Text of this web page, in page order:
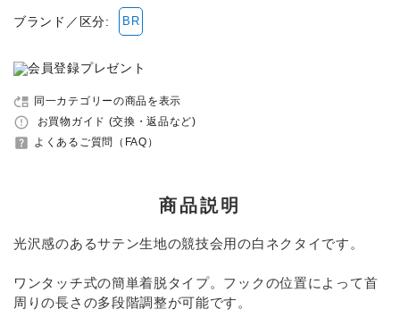
収納バッグ
馬グッズ・アクセサリー
本・雑誌
アウトレット商品
ブランド一覧
コンテンツ記事
ブランド／区分: BR
move_up 同一カテゴリーの商品を表示
error_outline お買物ガイド (交換・返品など)
help_center よくあるご質問（FAQ）
商品説明
光沢感のあるサテン生地の競技会用の白ネクタイです。
ワンタッチ式の簡単着脱タイプ。フックの位置によって首
周りの長さの多段階調整が可能です。